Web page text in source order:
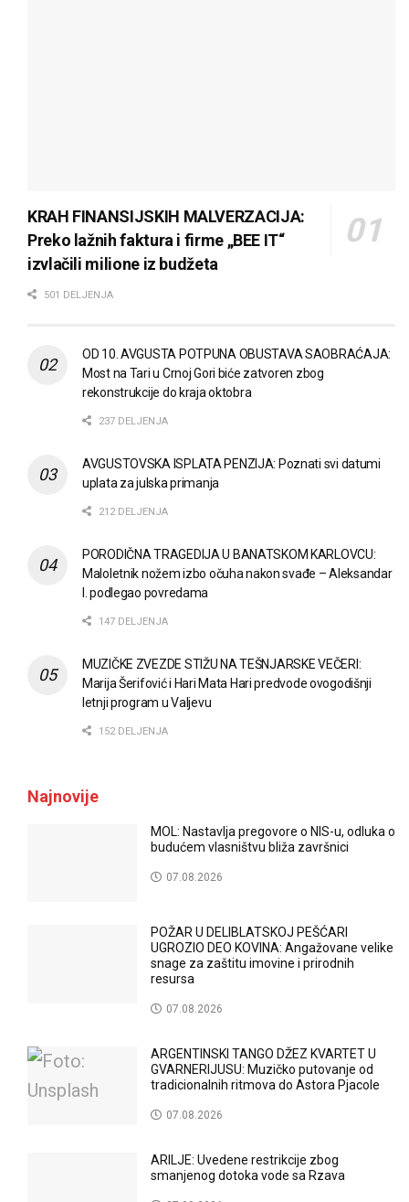
KRAH FINANSIJSKIH MALVERZACIJA:
Preko lažnih faktura i firme „BEE IT“
izvlačili milione iz budžeta
501 DELJENJA
OD 10. AVGUSTA POTPUNA OBUSTAVA SAOBRAĆAJA:
Most na Tari u Crnoj Gori biće zatvoren zbog
rekonstrukcije do kraja oktobra
237 DELJENJA
AVGUSTOVSKA ISPLATA PENZIJA: Poznati svi datumi
uplata za julska primanja
212 DELJENJA
PORODIČNA TRAGEDIJA U BANATSKOM KARLOVCU:
Maloletnik nožem izbo očuha nakon svađe – Aleksandar
I. podlegao povredama
147 DELJENJA
MUZIČKE ZVEZDE STIŽU NA TEŠNJARSKE VEČERI:
Marija Šerifović i Hari Mata Hari predvode ovogodišnji
letnji program u Valjevu
152 DELJENJA
Najnovije
MOL: Nastavlja pregovore o NIS-u, odluka o
budućem vlasništvu bliža završnici
07.08.2026
POŽAR U DELIBLATSKOJ PEŠĆARI
UGROZIO DEO KOVINA: Angažovane velike
snage za zaštitu imovine i prirodnih
resursa
07.08.2026
ARGENTINSKI TANGO DŽEZ KVARTET U
GVARNERIJUSU: Muzičko putovanje od
tradicionalnih ritmova do Astora Pjacole
07.08.2026
ARILJE: Uvedene restrikcije zbog
smanjenog dotoka vode sa Rzava